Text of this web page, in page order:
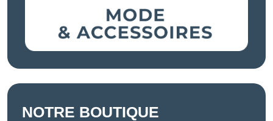
NOTRE BOUTIQUE